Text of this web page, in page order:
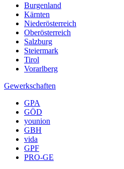
Burgenland
Kärnten
Niederösterreich
Oberösterreich
Salzburg
Steiermark
Tirol
Vorarlberg
Gewerkschaften
GPA
GÖD
younion
GBH
vida
GPF
PRO-GE